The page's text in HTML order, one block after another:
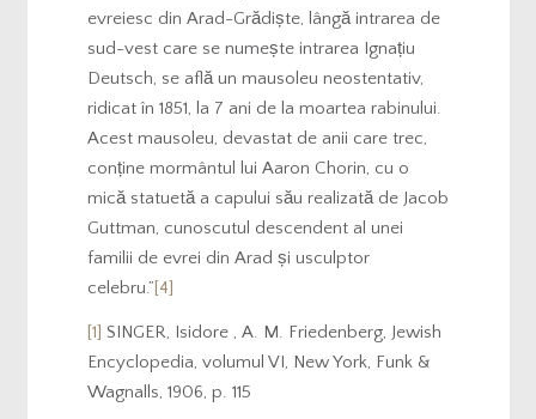
evreiesc din Arad-Grădiște, lângă intrarea de
sud-vest care se numește intrarea Ignațiu
Deutsch, se află un mausoleu neostentativ,
ridicat în 1851, la 7 ani de la moartea rabinului.
Acest mausoleu, devastat de anii care trec,
conține mormântul lui Aaron Chorin, cu o
mică statuetă a capului său realizată de Jacob
Guttman, cunoscutul descendent al unei
familii de evrei din Arad și usculptor
celebru.”[4]
[1] SINGER, Isidore , A. M. Friedenberg, Jewish
Encyclopedia, volumul VI, New York, Funk &
Wagnalls, 1906, p. 115